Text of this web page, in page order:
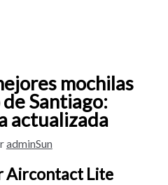
mochilas
Santiago:
actualizada
adminSun
Aircontact Lite